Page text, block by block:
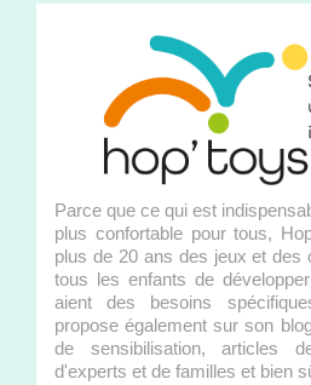
Parce que ce qui est
plus confortable pour tous,
plus de 20 ans des jeux et des
tous les enfants de
aient des besoins
propose également sur son
de sensibilisation, articles
d'experts et de familles et bien